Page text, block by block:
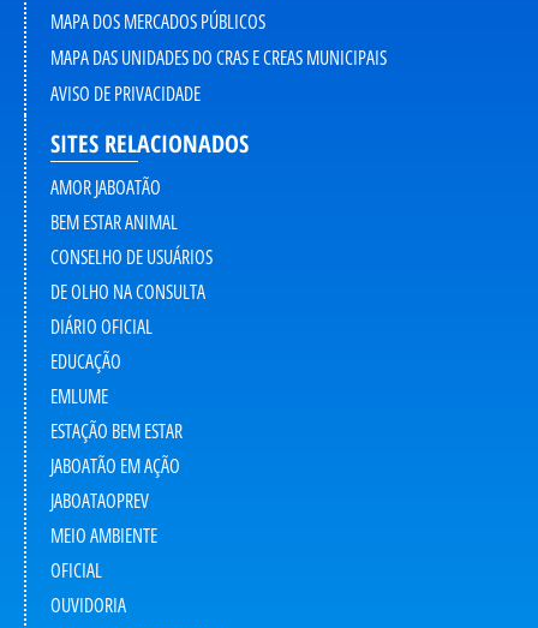
MAPA DOS MERCADOS PÚBLICOS
MAPA DAS UNIDADES DO CRAS E CREAS MUNICIPAIS
AVISO DE PRIVACIDADE
SITES RELACIONADOS
AMOR JABOATÃO
BEM ESTAR ANIMAL
CONSELHO DE USUÁRIOS
DE OLHO NA CONSULTA
DIÁRIO OFICIAL
EDUCAÇÃO
EMLUME
ESTAÇÃO BEM ESTAR
JABOATÃO EM AÇÃO
JABOATAOPREV
MEIO AMBIENTE
OFICIAL
OUVIDORIA